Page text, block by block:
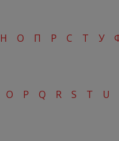
Н О П Р С Т У
O P Q R S T U